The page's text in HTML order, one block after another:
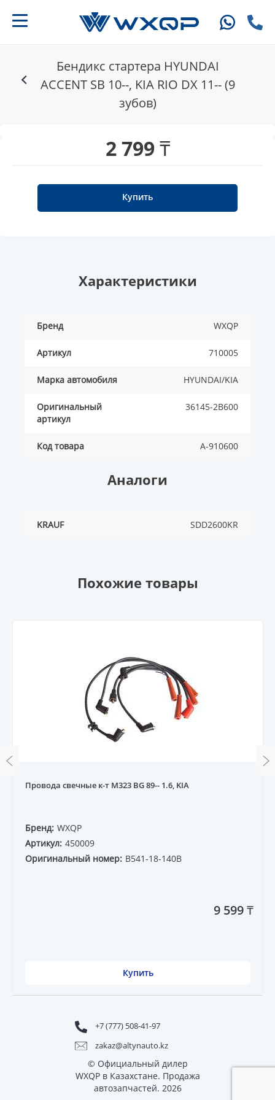
Бендикс стартера HYUNDAI
ACCENT SB 10--, KIA RIO DX 11-- (9
зубов)
2 799 ₸
Купить
Характеристики
Бренд WXQP
Артикул 710005
Марка автомобиля HYUNDAI/KIA
Оригинальный
артикул
36145-2B600
Код товара A-910600
Аналоги
KRAUF SDD2600KR
Похожие товары
Провода свечные к-т M323 BG 89-- 1.6, KIA
Бренд: WXQP
Артикул: 450009
Оригинальный номер: B541-18-140B
9 599 ₸
Купить
+7 (777) 508-41-97
zakaz@altynauto.kz
© Официальный дилер
WXQP в Казахстане. Продажа
автозапчастей. 2026